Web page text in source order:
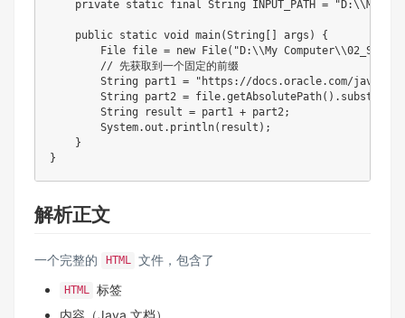
private static final String INPUT_PATH = "D:\\My
public static void main(String args )
{
File file = new File( "D:\\My
// 先获取到一个固定的前缀
String part1 =
"https://docs.oracle.com/javase/
String part2 = file.getAbsolutePath( ) . substring
String result = part1 + part2;
System.out . println( result ) ;
}
}
解析正文
一个完整的 HTML 文件，包含了
HTML 标签
内容（Java 文档）